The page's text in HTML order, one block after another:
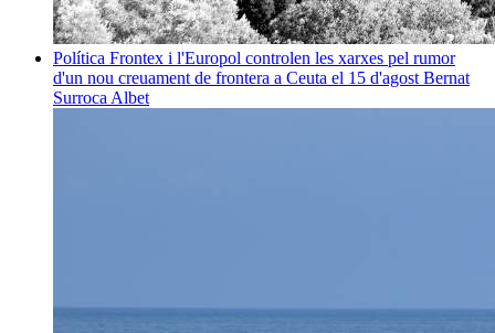
Política Frontex i l'Europol controlen les xarxes pel rumor
d'un nou creuament de frontera a Ceuta el 15 d'agost Bernat
Surroca Albet